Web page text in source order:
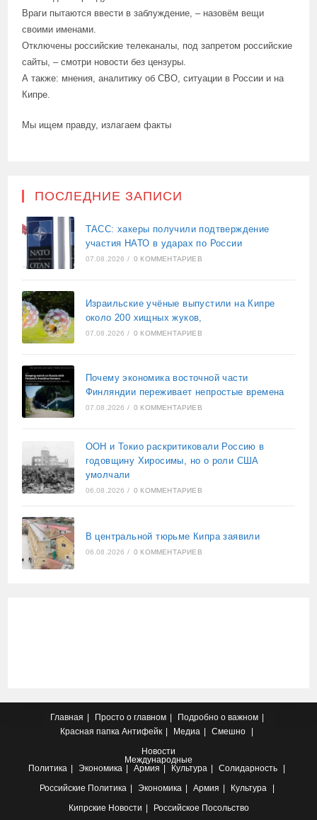
Враги пытаются ввести в заблуждение, – назовём вещи
своими именами.
Отключены российские телеканалы, под запретом российские
сайты, – смотри новости без цензуры.
А также: мнения, аналитику об СВО, ситуации в России и на
Кипре.
Мы ищем правду, излагаем факты
ПОСЛЕДНИЕ ЗАПИСИ
ТАСС: хакеры получили подтверждение
участия НАТО в ударах по России
07.08.2026 / 0 КОММЕНТАРИЕВ
Израильские учёные выпустили на Кипре
около 200 хищных жуков,
07.08.2026 / 0 КОММЕНТАРИЕВ
Почему экономика восточной части
Финляндии переживает непростые времена
07.08.2026 / 0 КОММЕНТАРИЕВ
ООН и Токио раскритиковали Россию в
годовщину Хиросимы, но о роли США
умолчали
06.08.2026 / 0 КОММЕНТАРИЕВ
В центральной тюрьме Кипра заявили
06.08.2026 / 0 КОММЕНТАРИЕВ
Главная Просто о главном
Подробно о важном
Красная папка Антифейк Медиа
Смешно
Новости
Международные
Политика
Экономика Армия Культура
Солидарность
Российские Политика Экономика Армия
Культура
Кипрские Новости Российское Посольство